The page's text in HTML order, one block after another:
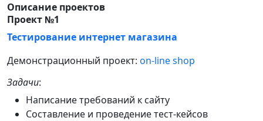
Описание проектов
Проект №1
Тестирование интернет магазина
Демонстрационный проект: on-line shop
Задачи:
Написание требований к сайту
Составление и проведение тест-кейсов